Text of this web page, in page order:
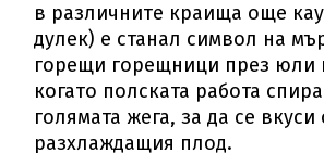
в различните краища още
дулек) е станал символ на
горещи горещници през юли
когато полската работа
голямата жега, за да се вкуси
разхлаждащия плод.